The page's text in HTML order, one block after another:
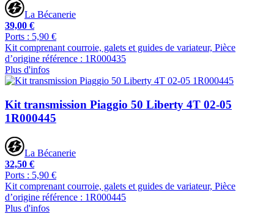
La Bécanerie
39,00 €
Ports : 5,90 €
Kit comprenant courroie, galets et guides de variateur, Pièce
d’origine référence : 1R000435
Plus d'infos
Kit transmission Piaggio 50 Liberty 4T 02-05
1R000445
La Bécanerie
32,50 €
Ports : 5,90 €
Kit comprenant courroie, galets et guides de variateur, Pièce
d’origine référence : 1R000445
Plus d'infos